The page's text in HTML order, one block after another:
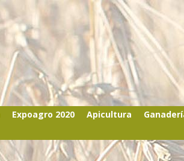
Expoagro 2020 Apicultura